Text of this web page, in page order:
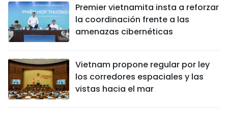
Premier vietnamita insta a reforzar
la coordinación frente a las
amenazas cibernéticas
Vietnam propone regular por ley
los corredores espaciales y las
vistas hacia el mar